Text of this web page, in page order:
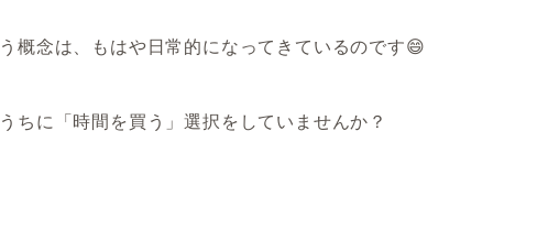
概念は、もはや日常的になってきているのです😄
ちに「時間を買う」選択をしていませんか？